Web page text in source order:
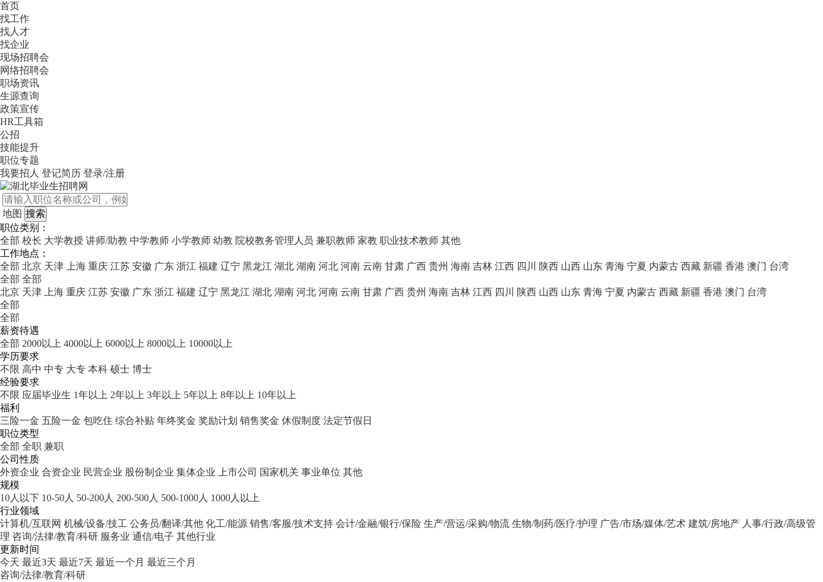
首页
找工作
找人才
找企业
现场招聘会
网络招聘会
职场资讯
生源查询
政策宣传
HR工具箱
公招
技能提升
职位专题
我要招人 登记简历 登录/注册
地图
职位类别：
全部 校长 大学教授 讲师/助教 中学教师 小学教师 幼教 院校教务管理人员 兼职教师 家教 职业技术教师 其他
工作地点：
全部 北京 天津 上海 重庆 江苏 安徽 广东 浙江 福建 辽宁 黑龙江 湖北 湖南 河北 河南 云南 甘肃 广西 贵州 海南 吉林 江西 四川 陕西 山西 山东 青海 宁夏 内蒙古 西藏 新疆 香港 澳门 台湾
全部 全部
北京 天津 上海 重庆 江苏 安徽 广东 浙江 福建 辽宁 黑龙江 湖北 湖南 河北 河南 云南 甘肃 广西 贵州 海南 吉林 江西 四川 陕西 山西 山东 青海 宁夏 内蒙古 西藏 新疆 香港 澳门 台湾
全部
全部
薪资待遇
全部 2000以上 4000以上 6000以上 8000以上 10000以上
学历要求
不限 高中 中专 大专 本科 硕士 博士
经验要求
不限 应届毕业生 1年以上 2年以上 3年以上 5年以上 8年以上 10年以上
福利
三险一金 五险一金 包吃住 综合补贴 年终奖金 奖励计划 销售奖金 休假制度 法定节假日
职位类型
全部 全职 兼职
公司性质
外资企业 合资企业 民营企业 股份制企业 集体企业 上市公司 国家机关 事业单位 其他
规模
10人以下 10-50人 50-200人 200-500人 500-1000人 1000人以上
行业领域
计算机/互联网 机械/设备/技工 公务员/翻译/其他 化工/能源 销售/客服/技术支持 会计/金融/银行/保险 生产/营运/采购/物流 生物/制药/医疗/护理 广告/市场/媒体/艺术 建筑/房地产 人事/行政/高级管
理 咨询/法律/教育/科研 服务业 通信/电子 其他行业
更新时间
今天 最近3天 最近7天 最近一个月 最近三个月
咨询/法律/教育/科研